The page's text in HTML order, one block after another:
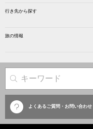
行き先から探す
旅の情報
サイト内検索
よくあるご質問・お問い合わせ